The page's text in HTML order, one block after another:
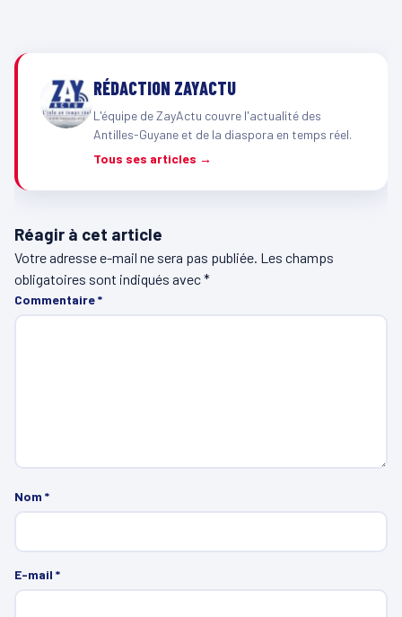
RÉDACTION ZAYACTU
L'équipe de ZayActu couvre l'actualité des
Antilles-Guyane et de la diaspora en temps réel.
Tous ses articles →
Réagir à cet article
Votre adresse e-mail ne sera pas publiée. Les champs
obligatoires sont indiqués avec*
Commentaire*
Nom *
E-mail *